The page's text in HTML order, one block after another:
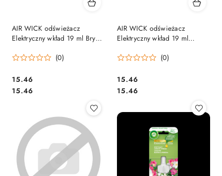
AIR WICK odświeżacz
Elektryczny wkład 19 ml Bryza
18253
(0)
Cena:
15.46
Cena:
15.46
AIR WICK odświeżacz
Elektryczny wkład 19 ml
(0)
Cena:
15.46
Cena:
15.46